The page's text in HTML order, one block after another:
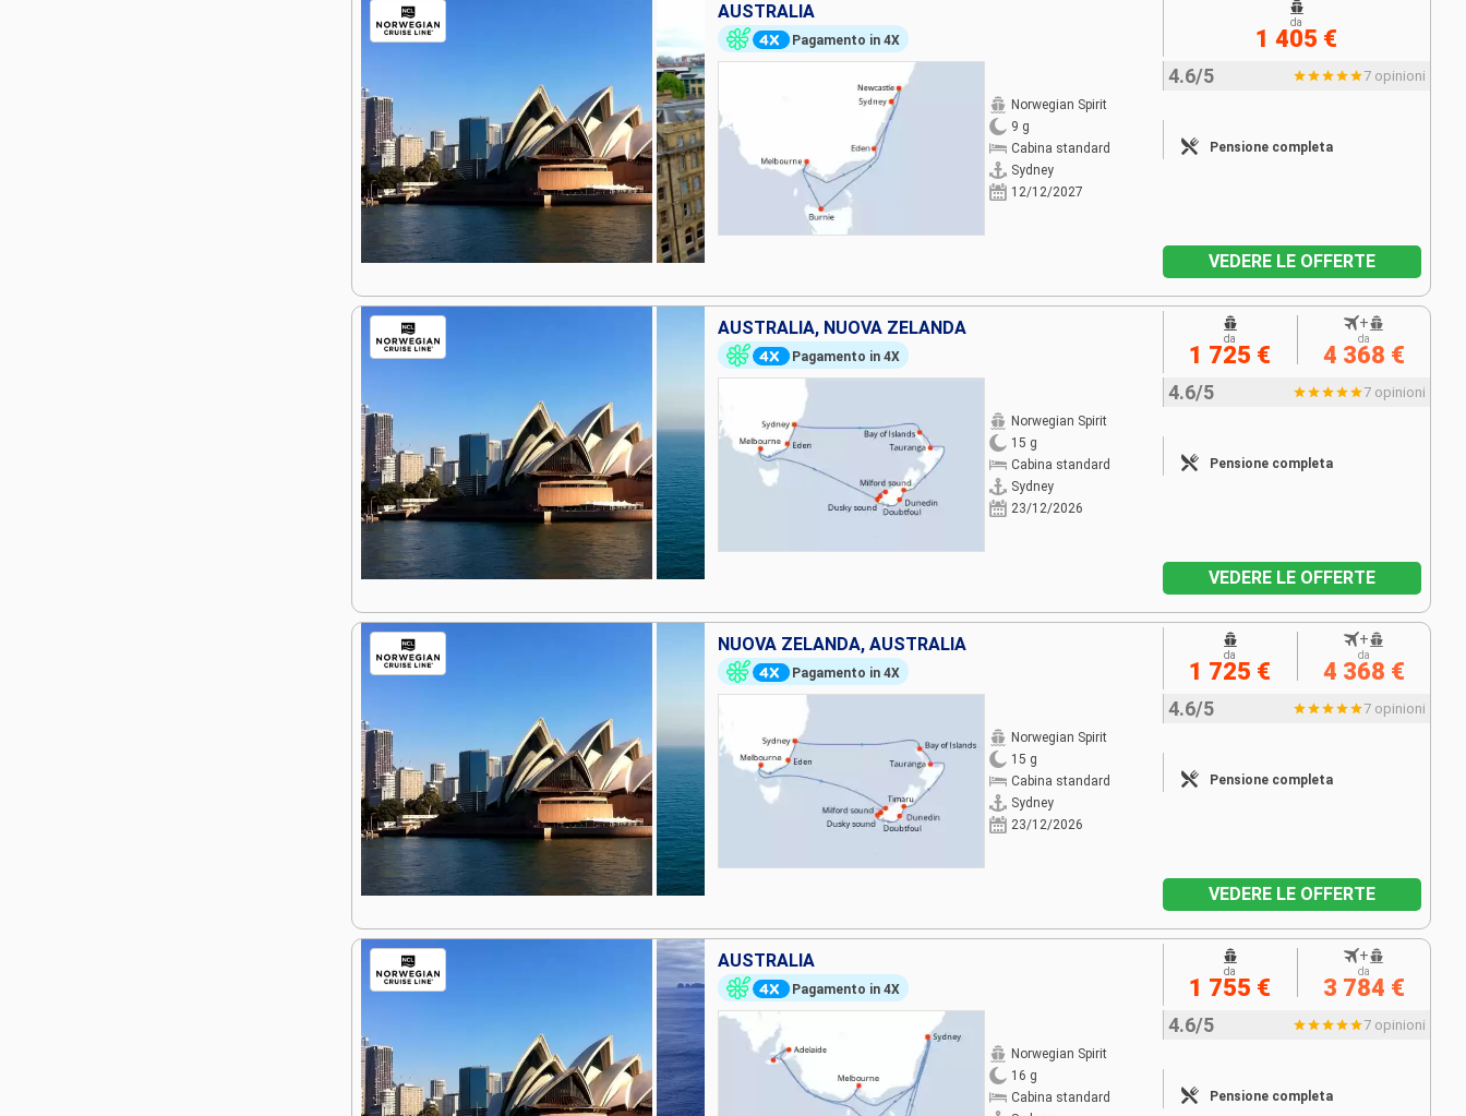
AUSTRALIA
Pagamento in 4X
Norwegian Spirit
9 g
Cabina standard
Sydney
12/12/2027
4.6/5 7 opinioni
Pensione completa
da
1 405 €
VEDERE LE OFFERTE
AUSTRALIA, NUOVA ZELANDA
Pagamento in 4X
Norwegian Spirit
15 g
Cabina standard
Sydney
23/12/2026
4.6/5 7 opinioni
Pensione completa
da
1 725 €
+
da
4 368 €
VEDERE LE OFFERTE
NUOVA ZELANDA, AUSTRALIA
Pagamento in 4X
Norwegian Spirit
15 g
Cabina standard
Sydney
23/12/2026
4.6/5 7 opinioni
Pensione completa
da
1 725 €
+
da
4 368 €
VEDERE LE OFFERTE
AUSTRALIA
Pagamento in 4X
Norwegian Spirit
16 g
Cabina standard
4.6/5 7 opinioni
Pensione completa
da
1 755 €
+
da
3 784 €